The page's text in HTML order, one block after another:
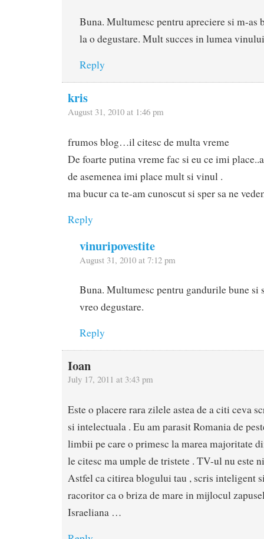
Buna. Multumesc pentru apreciere si m-as
la o degustare. Mult succes in lumea
Reply
kris
August 31, 2010 at 1:46 pm
frumos blog…il citesc de multa vreme
De foarte putina vreme fac si eu ce imi
de asemenea imi place mult si vinul .
ma bucur ca te-am cunoscut si sper sa ne
Reply
vinuripovestite
August 31, 2010 at 7:12 pm
Buna. Multumesc pentru gandurile bune si
vreo degustare.
Reply
Ioan
July 17, 2011 at 3:43 pm
Este o placere rara zilele astea de a citi ceva
si intelectuala . Eu am parasit Romania de
limbii pe care o primesc la marea majoritate
le citesc ma umple de tristete . TV-ul nu este
Astfel ca citirea blogului tau , scris inteligent
racoritor ca o briza de mare in mijlocul
Israeliana …